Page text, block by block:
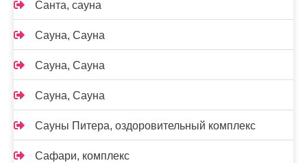
Санта, сауна
Сауна, Сауна
Сауна, Сауна
Сауна, Сауна
Сауны Питера, оздоровительный комплекс
Сафари, комплекс